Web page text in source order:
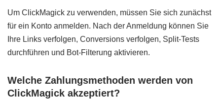
Um ClickMagick zu verwenden, müssen Sie sich zunächst
für ein Konto anmelden. Nach der Anmeldung können Sie
Ihre Links verfolgen, Conversions verfolgen, Split-Tests
durchführen und Bot-Filterung aktivieren.
Welche Zahlungsmethoden werden von
ClickMagick akzeptiert?